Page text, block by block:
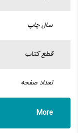
سال چاپ
قطع کتاب
تعداد صفحه
More